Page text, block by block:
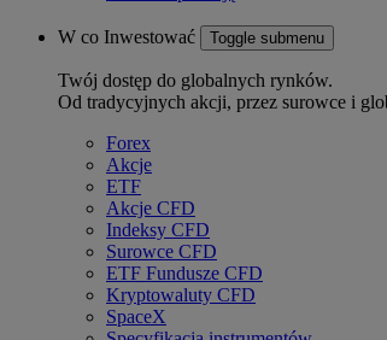
W co Inwestować Toggle submenu
Twój dostęp do globalnych rynków.
Od tradycyjnych akcji, przez surowce i
Forex
Akcje
ETF
Akcje CFD
Indeksy CFD
Surowce CFD
ETF Fundusze CFD
Kryptowaluty CFD
SpaceX